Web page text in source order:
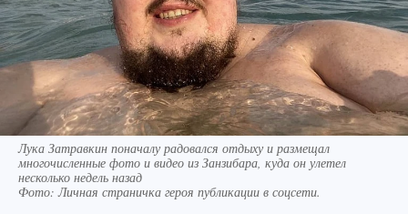
Лука Затравкин поначалу радовался отдыху и размещал
многочисленные фото и видео из Занзибара, куда он улетел
несколько недель назад
Фото:Личная страничка героя публикации в соцсети.